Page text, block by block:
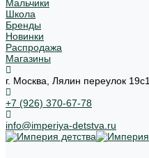
Мальчики
Школа
Бренды
Новинки
Распродажа
Магазины
г. Москва, Лялин переулок 19с1
+7 (926) 370-67-78
info@imperiya-detstva.ru